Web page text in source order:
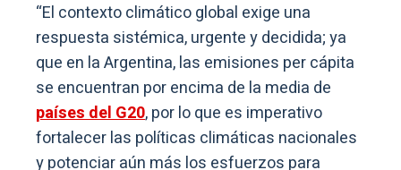
“El contexto climático global exige una
respuesta sistémica, urgente y decidida; ya
que en la Argentina, las emisiones per cápita
se encuentran por encima de la media de
países del G20, por lo que es imperativo
fortalecer las políticas climáticas nacionales
y potenciar aún más los esfuerzos para